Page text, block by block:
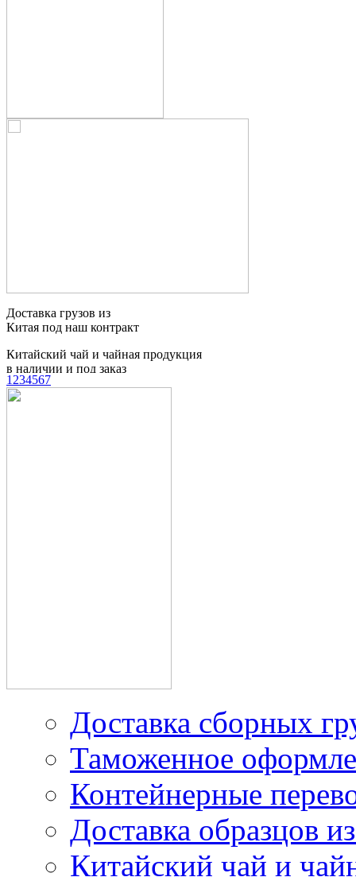
Китайский чай и чайная продукция
в наличии и под заказ
Доставка сборных
грузов из Китая
Таможенное
1234567
Доставка сборных
Таможенное
Контейнерные
Доставка образцов
Китайский чай и